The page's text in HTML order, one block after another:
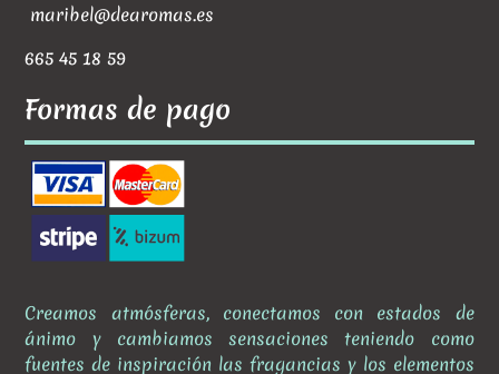
maribel@dearomas.es
665 45 18 59
Formas de pago
Creamos atmósferas, conectamos con estados de
ánimo y cambiamos sensaciones teniendo como
fuentes de inspiración las fragancias y los elementos